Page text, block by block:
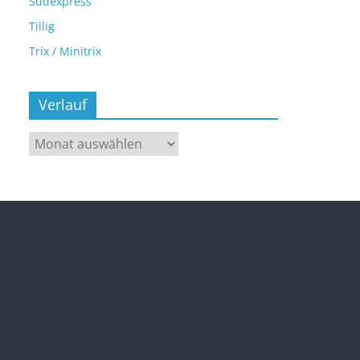
Tillig
Trix / Minitrix
Verlauf